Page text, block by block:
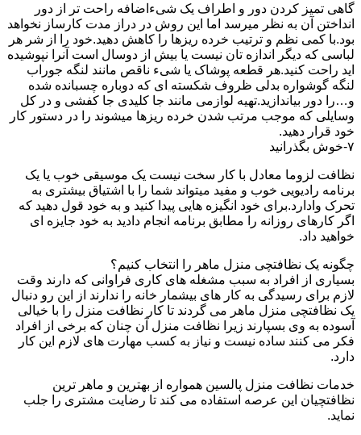
گاهی تمیز کردن دور و اطراف یک شیءاضافه راحت تر از دور
انداختن آن به نظر میرسد اما این روش در دراز مدت کارساز نخواهد
بود.با کمی نظم و ترتیب خرده ریزها را کاهش دهید.خود را از شر هر
لباسی که دیگر اندازه تان نیست یا بیش از دوسال است آنرا نپوشیده
اید راحت کنید.هر قطعه پوشاک یا شیء ناقص مانند لنگه جوراب
لنگه گوشواره بدلی ظروف شکسته ای که دوباره چسبانده شده
و…را دور بیاندازید.تهیه لوازمی مانند جا کلیدی جا کفشی و در کل
وسایلی که موجب مرتب شدن خرده ریزها میشوند را در دستور کار
خود قرار دهید.
۷-خوش بگذرانید
نظافت لزوما معادل با کار سخت نیست یک موسیقی خوب یا یک
برنامه رادیویی خوب و مفید میتواند شما را با اشتیاق بیشتری به
تحرک وادارد.برای خود انگیزه هایی پیدا کنید و به خود قول دهید که
اگر کارهای روزانه را مطابق برنامه انجام دادید به خود جایزه ای
خواهید داد.
چگونه یک نظافتچی منزل ماهر را انتخاب کنیم؟
بسیاری از افراد به سبب مشغله های کاری فراوانی که دارند وقت
لازم برای رسیدگی به کار های بیشمار خانه را ندارند از این رو دنبال
یک نظافتچی منزل ماهر می گردند تا کار نظافت منزل را با خیالی
آسوده به وی بسپارند زیرا نظافت منزل آن چنان که برخی از افراد
فکر می کنند ساده نیست و نیاز به کسب مهارت های لازم این کار
دارد.
خدمات نظافت منزل پالسین همواره از بهترین و ماهر ترین
نظافتچیان این عرصه استفاده می کند تا رضایت مشتری را جلب
نماید.